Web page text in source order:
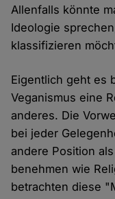
Allenfalls könnte
Ideologie
klassifizieren
Eigentlich geht es
Veganismus eine
anderes. Die
bei jeder
andere Position
benehmen wie
betrachten diese